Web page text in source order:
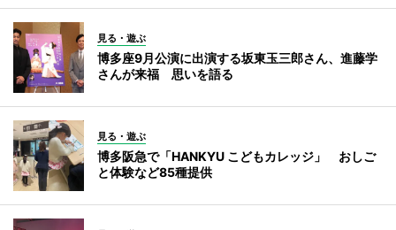
見る・遊ぶ
博多座9月公演に出演する坂東玉三郎さん、進藤学
さんが来福 思いを語る
見る・遊ぶ
博多阪急で「HANKYU こどもカレッジ」 おしご
と体験など85種提供